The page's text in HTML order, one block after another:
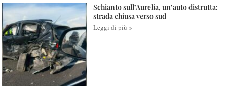
Schianto sull’Aurelia, un’auto distrutta:
strada chiusa verso sud
Leggi di più »